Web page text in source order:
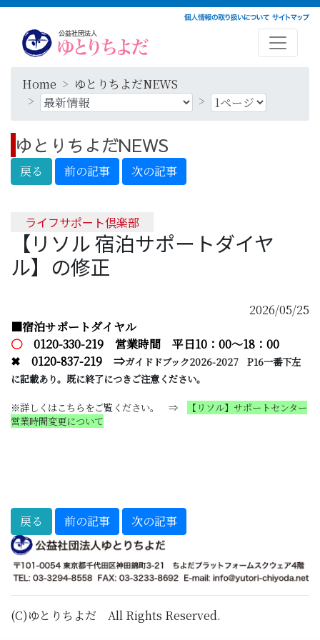
Home ゆとりちよだNEWS
ゆとりちよだNEWS
ライフサポート倶楽部
【リソル 宿泊サポートダイヤ
ル】の修正
2026/05/25
■宿泊サポートダイヤル
〇0120-330-219 営業時間 平日10：00～18：00
✖ 0120-837-219 ⇒ガイドドブック2026-2027 P16一番下左
に記載あり。既に終了につきご注意ください。
※詳しくはこちらをご覧ください。 ⇒
【リソル】サポートセンター
営業時間変更について
(C)ゆとりちよだ All Rights Reserved.